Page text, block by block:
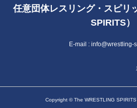
任意団体レスリング・スピリ
SPIRITS）
E-mail : info@wrestling-
Copyright © The WRESTLING SPIRITS